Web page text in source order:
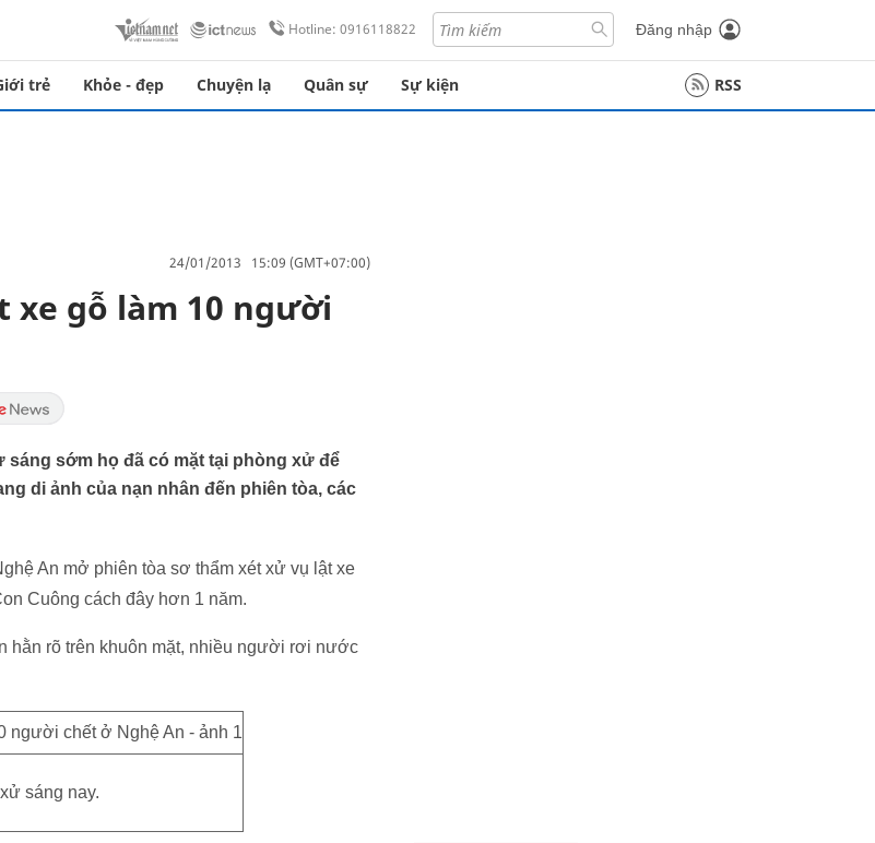
Hotline: 0916118822 Đăng nhập
trẻ Khỏe - đẹp Chuyện lạ Quân sự Sự kiện RSS
24/01/2013 15:09 (GMT+07:00)
gỗ làm 10 người
sớm họ đã có mặt tại phòng xử để
di ảnh của nạn nhân đến phiên tòa, các
An mở phiên tòa sơ thẩm xét xử vụ lật xe
Cuông cách đây hơn 1 năm.
hằn rõ trên khuôn mặt, nhiều người rơi nước
sáng nay.